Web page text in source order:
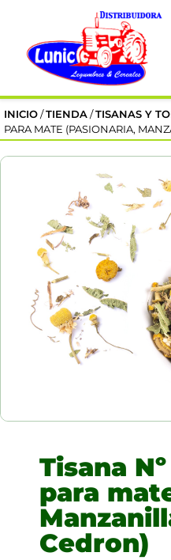
INICIO /TIENDA /TISANAS Y
PARA MATE (PASIONARIA,
Tisana
para
Cedron)